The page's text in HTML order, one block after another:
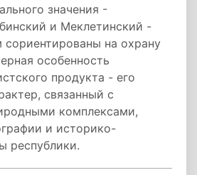
значения -
и Меклетинский -
сориентированы на охрану
особенность
продукта - его
связанный с
комплексами,
и историко-
республики.